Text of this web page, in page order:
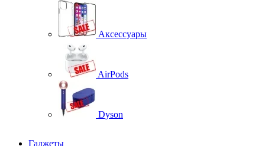
Аксессуары
AirPods
Dyson
Гаджеты